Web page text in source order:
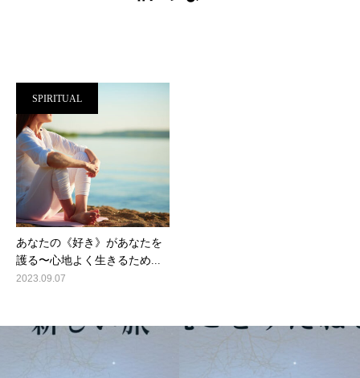
SPIRITUAL
あなたの《好き》があなたを
護る〜心地よく生きるため...
2023.09.07